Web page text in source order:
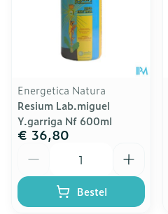
Energetica Natura
Resium Lab.miguel
Y.garriga Nf 600ml
€ 36,80
Bestel